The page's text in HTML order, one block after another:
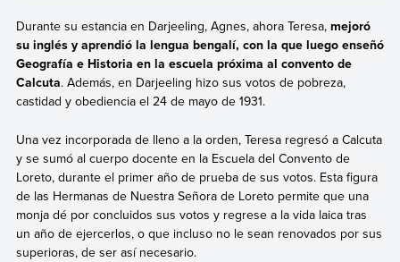
Durante su estancia en Darjeeling, Agnes, ahora Teresa, mejoró
su inglés y aprendió la lengua bengalí, con la que luego enseñó
Geografía e Historia en la escuela próxima al convento de
Calcuta. Además, en Darjeeling hizo sus votos de pobreza,
castidad y obediencia el 24 de mayo de 1931.
Una vez incorporada de lleno a la orden, Teresa regresó a Calcuta
y se sumó al cuerpo docente en la Escuela del Convento de
Loreto, durante el primer año de prueba de sus votos. Esta figura
de las Hermanas de Nuestra Señora de Loreto permite que una
monja dé por concluidos sus votos y regrese a la vida laica tras
un año de ejercerlos, o que incluso no le sean renovados por sus
superioras, de ser así necesario.